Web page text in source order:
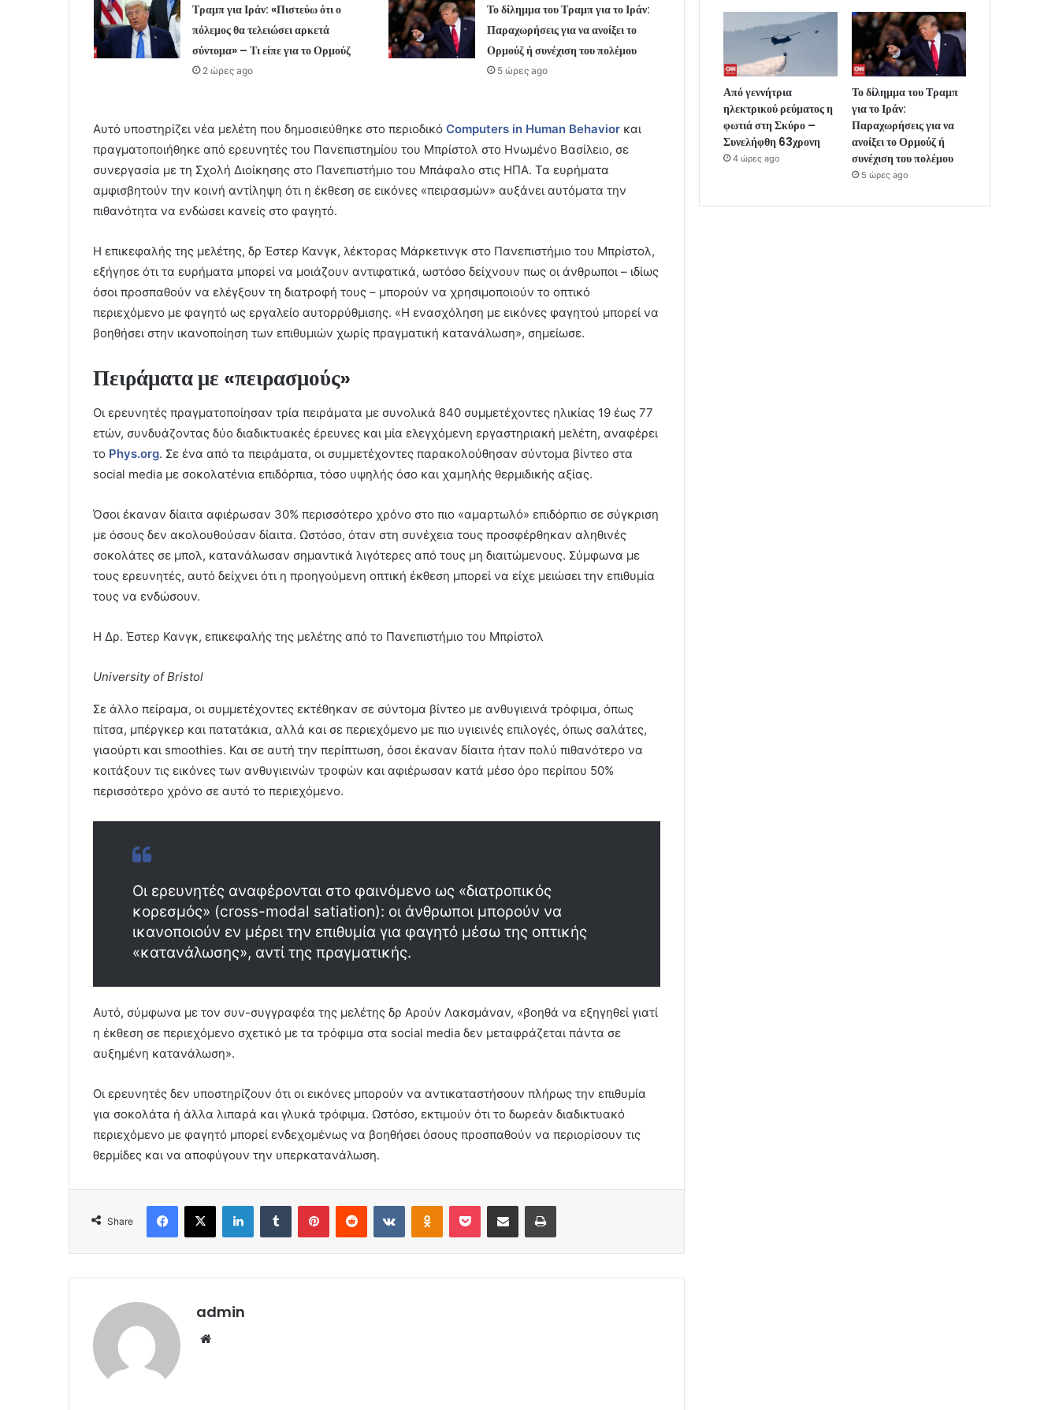
Τραμπ για Ιράν: «Πιστεύω ότι ο
πόλεμος θα τελειώσει αρκετά
σύντομα» – Τι είπε για το Ορμούζ
2 ώρες ago
Το δίλημμα του Τραμπ για το Ιράν:
Παραχωρήσεις για να ανοίξει το
Ορμούζ ή συνέχιση του πολέμου
5 ώρες ago
Αυτό υποστηρίζει νέα μελέτη που δημοσιεύθηκε στο περιοδικό Computers in Human Behavior και
πραγματοποιήθηκε από ερευνητές του Πανεπιστημίου του Μπρίστολ στο Ηνωμένο Βασίλειο, σε
συνεργασία με τη Σχολή Διοίκησης στο Πανεπιστήμιο του Μπάφαλο στις ΗΠΑ. Τα ευρήματα
αμφισβητούν την κοινή αντίληψη ότι η έκθεση σε εικόνες «πειρασμών» αυξάνει αυτόματα την
πιθανότητα να ενδώσει κανείς στο φαγητό.
Η επικεφαλής της μελέτης, δρ Έστερ Κανγκ, λέκτορας Μάρκετινγκ στο Πανεπιστήμιο του Μπρίστολ,
εξήγησε ότι τα ευρήματα μπορεί να μοιάζουν αντιφατικά, ωστόσο δείχνουν πως οι άνθρωποι – ιδίως
όσοι προσπαθούν να ελέγξουν τη διατροφή τους – μπορούν να χρησιμοποιούν το οπτικό
περιεχόμενο με φαγητό ως εργαλείο αυτορρύθμισης. «Η ενασχόληση με εικόνες φαγητού μπορεί να
βοηθήσει στην ικανοποίηση των επιθυμιών χωρίς πραγματική κατανάλωση», σημείωσε.
Πειράματα με «πειρασμούς»
Οι ερευνητές πραγματοποίησαν τρία πειράματα με συνολικά 840 συμμετέχοντες ηλικίας 19 έως 77
ετών, συνδυάζοντας δύο διαδικτυακές έρευνες και μία ελεγχόμενη εργαστηριακή μελέτη, αναφέρει
το Phys.org. Σε ένα από τα πειράματα, οι συμμετέχοντες παρακολούθησαν σύντομα βίντεο στα
social media με σοκολατένια επιδόρπια, τόσο υψηλής όσο και χαμηλής θερμιδικής αξίας.
Όσοι έκαναν δίαιτα αφιέρωσαν 30% περισσότερο χρόνο στο πιο «αμαρτωλό» επιδόρπιο σε σύγκριση
με όσους δεν ακολουθούσαν δίαιτα. Ωστόσο, όταν στη συνέχεια τους προσφέρθηκαν αληθινές
σοκολάτες σε μπολ, κατανάλωσαν σημαντικά λιγότερες από τους μη διαιτώμενους. Σύμφωνα με
τους ερευνητές, αυτό δείχνει ότι η προηγούμενη οπτική έκθεση μπορεί να είχε μειώσει την επιθυμία
τους να ενδώσουν.
Η Δρ. Έστερ Κανγκ, επικεφαλής της μελέτης από το Πανεπιστήμιο του Μπρίστολ
University of Bristol
Σε άλλο πείραμα, οι συμμετέχοντες εκτέθηκαν σε σύντομα βίντεο με ανθυγιεινά τρόφιμα, όπως
πίτσα, μπέργκερ και πατατάκια, αλλά και σε περιεχόμενο με πιο υγιεινές επιλογές, όπως σαλάτες,
γιαούρτι και smoothies. Και σε αυτή την περίπτωση, όσοι έκαναν δίαιτα ήταν πολύ πιθανότερο να
κοιτάξουν τις εικόνες των ανθυγιεινών τροφών και αφιέρωσαν κατά μέσο όρο περίπου 50%
περισσότερο χρόνο σε αυτό το περιεχόμενο.
Οι ερευνητές αναφέρονται στο φαινόμενο ως «διατροπικός
κορεσμός» (cross-modal satiation): οι άνθρωποι μπορούν να
ικανοποιούν εν μέρει την επιθυμία για φαγητό μέσω της οπτικής
«κατανάλωσης», αντί της πραγματικής.
Αυτό, σύμφωνα με τον συν-συγγραφέα της μελέτης δρ Αρούν Λακσμάναν, «βοηθά να εξηγηθεί γιατί
η έκθεση σε περιεχόμενο σχετικό με τα τρόφιμα στα social media δεν μεταφράζεται πάντα σε
αυξημένη κατανάλωση».
Οι ερευνητές δεν υποστηρίζουν ότι οι εικόνες μπορούν να αντικαταστήσουν πλήρως την επιθυμία
για σοκολάτα ή άλλα λιπαρά και γλυκά τρόφιμα. Ωστόσο, εκτιμούν ότι το δωρεάν διαδικτυακό
περιεχόμενο με φαγητό μπορεί ενδεχομένως να βοηθήσει όσους προσπαθούν να περιορίσουν τις
θερμίδες και να αποφύγουν την υπερκατανάλωση.
Share
Facebook
X LinkedInTumblr PinterestReddit VKontakteOdnoklassniki
Pocket Share via Email Print
admin
Από γεννήτρια
ηλεκτρικού ρεύματος η
φωτιά στη Σκύρο –
Συνελήφθη 63χρονη
4 ώρες ago
Το δίλημμα του Τραμπ
για το Ιράν:
Παραχωρήσεις για να
ανοίξει το Ορμούζ ή
συνέχιση του πολέμου
5 ώρες ago